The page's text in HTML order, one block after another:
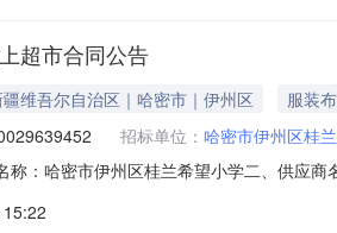
超市合同公告
疆维吾尔自治区｜哈密市｜伊州区
服装
招标单位： 哈密市伊州区桂
称：哈密市伊州区桂兰希望小学二、供应
训练门将服卡尔美/KELME足球服套